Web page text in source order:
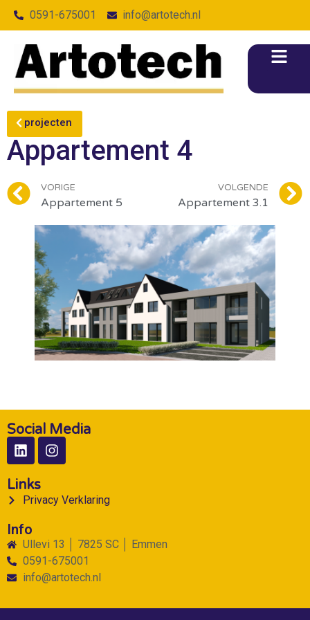
0591-675001 info@artotech.nl
projecten
Appartement 4
VORIGE
Appartement 5
VOLGENDE
Appartement 3.1
Social Media
Links
Privacy Verklaring
Info
Ullevi 13 │ 7825 SC │ Emmen
0591-675001
info@artotech.nl